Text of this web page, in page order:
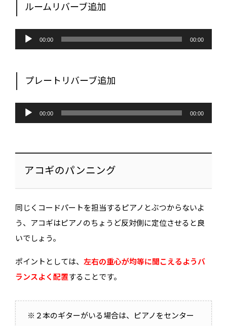
ルームリバーブ追加
音
プ
ヤ
00:00 00:00
プレートリバーブ追加
音
プ
ー
00:00 00:00
アコギのパンニング
同じくコードパートを担当するピアノとぶつからないよ
う、アコギはピアノのちょうど反対側に定位させると良
いでしょう。
ポイントとしては、左右の重心が均等に聞こえるようバ
ランスよく配置することです。
※２本のギターがいる場合は、ピアノをセンター